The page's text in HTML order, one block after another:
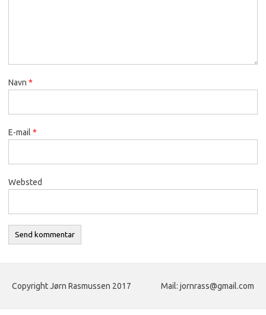
Navn *
E-mail *
Websted
Copyright Jørn Rasmussen 2017 Mail: jornrass@gmail.com